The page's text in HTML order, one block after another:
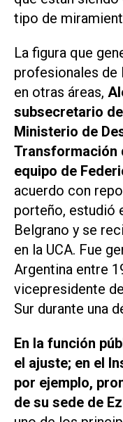
tipo de
La figura que
profesionales de
en otras áreas,
subsecretario
Ministerio de
Transformación
equipo de
acuerdo con
porteño, estudió
Belgrano y se
en la UCA. Fue
Argentina entre
vicepresidente
Sur durante una
En la función
el ajuste; en el
por ejemplo,
de su sede de